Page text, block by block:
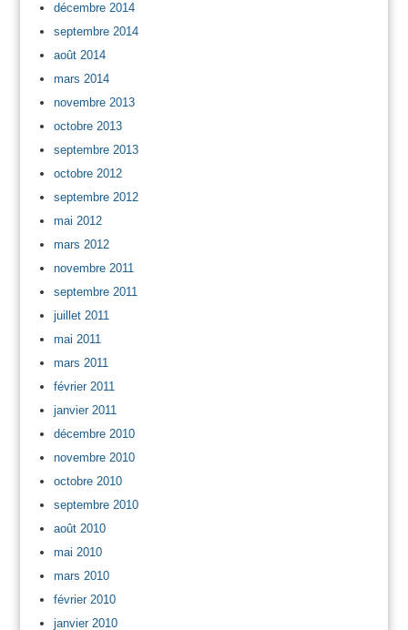
décembre 2014
septembre 2014
août 2014
mars 2014
novembre 2013
octobre 2013
septembre 2013
octobre 2012
septembre 2012
mai 2012
mars 2012
novembre 2011
septembre 2011
juillet 2011
mai 2011
mars 2011
février 2011
janvier 2011
décembre 2010
novembre 2010
octobre 2010
septembre 2010
août 2010
mai 2010
mars 2010
février 2010
janvier 2010